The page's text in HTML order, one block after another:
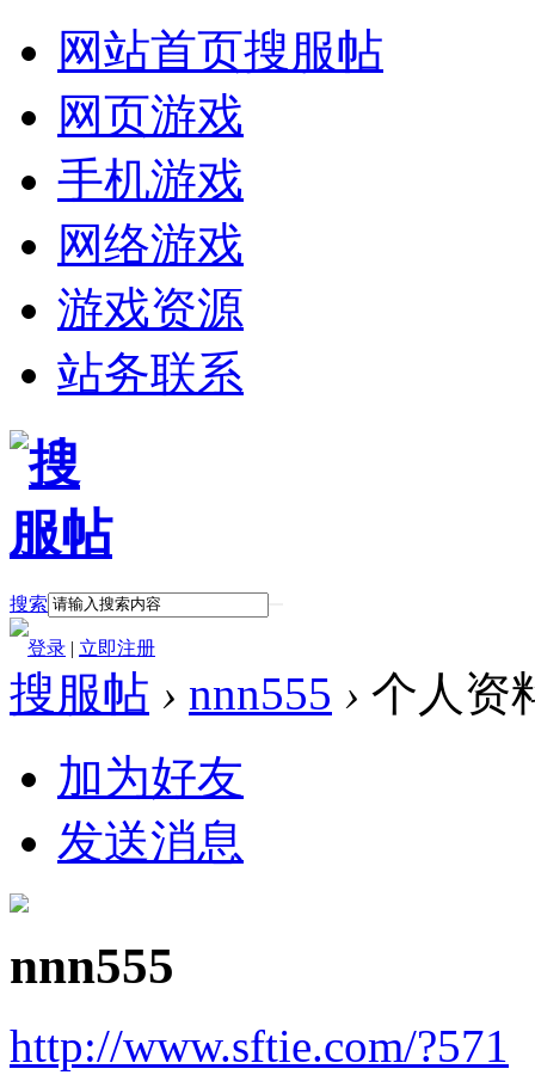
网站首页搜服帖
网页游戏
手机游戏
网络游戏
游戏资源
站务联系
搜索
登录 | 立即注册
搜服帖 › nnn555 › 个人资
加为好友
发送消息
nnn555
http://www.sftie.com/?571